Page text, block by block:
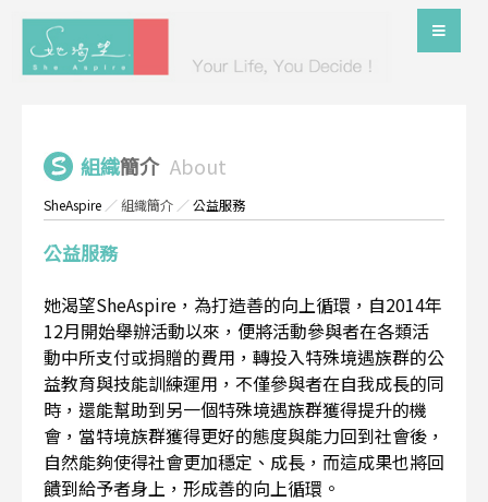
組織簡介 About
SheAspire ／組織簡介 ／公益服務
公益服務
她渴望SheAspire，為打造善的向上循環，自2014年
12月開始舉辦活動以來，便將活動參與者在各類活
動中所支付或捐贈的費用，轉投入特殊境遇族群的公
益教育與技能訓練運用，不僅參與者在自我成長的同
時，還能幫助到另一個特殊境遇族群獲得提升的機
會，當特境族群獲得更好的態度與能力回到社會後，
自然能夠使得社會更加穩定、成長，而這成果也將回
饋到給予者身上，形成善的向上循環。